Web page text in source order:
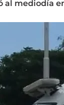
al mediodía